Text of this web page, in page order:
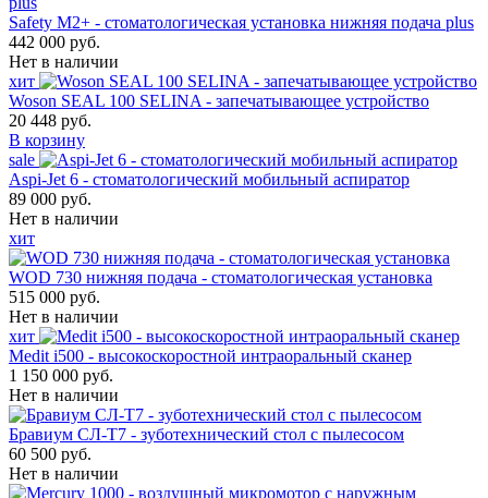
Safety M2+ - стоматологическая установка нижняя подача plus
442 000 руб.
Нет в наличии
хит
Woson SEAL 100 SELINA - запечатывающее устройство
20 448 руб.
В корзину
sale
Aspi-Jet 6 - стоматологический мобильный аспиратор
89 000 руб.
Нет в наличии
хит
WOD 730 нижняя подача - стоматологическая установка
515 000 руб.
Нет в наличии
хит
Medit i500 - высокоскоростной интраоральный сканер
1 150 000 руб.
Нет в наличии
Бравиум СЛ-Т7 - зуботехнический стол с пылесосом
60 500 руб.
Нет в наличии